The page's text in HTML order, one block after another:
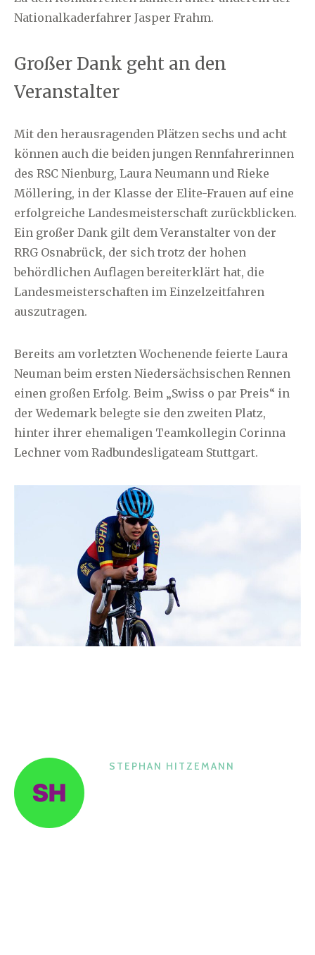
Nationalkaderfahrer Jasper Frahm.
Großer Dank geht an den
Veranstalter
Mit den herausragenden Plätzen sechs und acht
können auch die beiden jungen Rennfahrerinnen
des RSC Nienburg, Laura Neumann und Rieke
Möllering, in der Klasse der Elite-Frauen auf eine
erfolgreiche Landesmeisterschaft zurückblicken.
Ein großer Dank gilt dem Veranstalter von der
RRG Osnabrück, der sich trotz der hohen
behördlichen Auflagen bereiterklärt hat, die
Landesmeisterschaften im Einzelzeitfahren
auszutragen.
Bereits am vorletzten Wochenende feierte Laura
Neuman beim ersten Niedersächsischen Rennen
einen großen Erfolg. Beim „Swiss o par Preis“ in
der Wedemark belegte sie den zweiten Platz,
hinter ihrer ehemaligen Teamkollegin Corinna
Lechner vom Radbundesligateam Stuttgart.
STEPHAN HITZEMANN